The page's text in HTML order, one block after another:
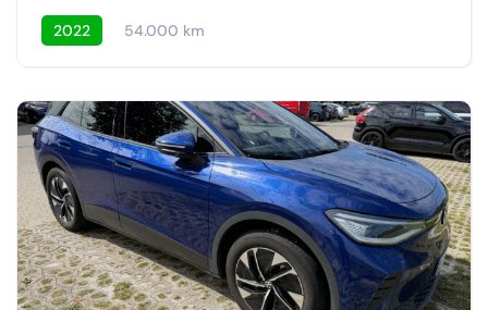
2022 54.000 km